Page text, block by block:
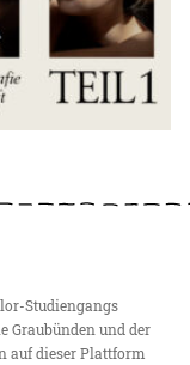
Studiengangs
Graubünden und der
auf dieser Plattform